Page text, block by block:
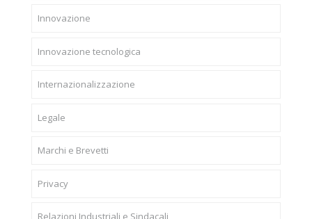
Innovazione
Innovazione tecnologica
Internazionalizzazione
Legale
Marchi e Brevetti
Privacy